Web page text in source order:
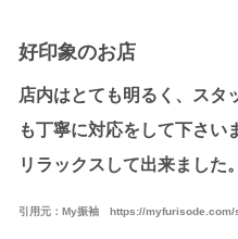
好印象のお店
店内はとても明るく、スタ
も丁寧に対応をして下さい
リラックスして出来ました。
引用元：My振袖 https://